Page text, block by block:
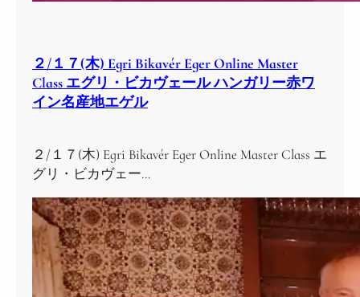
２/１７(木) Egri Bikavér Eger Online Master
Class エグリ・ビカヴェール ハンガリー赤ワ
イン名産地エゲル
２/１７(木) Egri Bikavér Eger Online Master Class エ
グリ・ビカヴェー…